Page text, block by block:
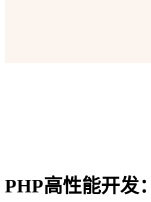
PHP高性能开发